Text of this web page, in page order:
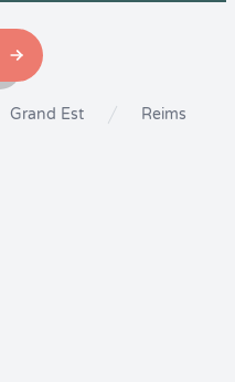
Grand Est Reims